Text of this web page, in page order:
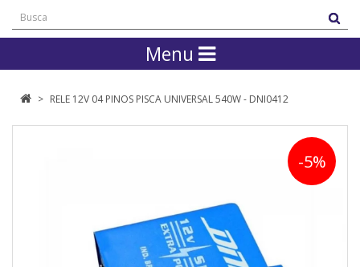
Menu
RELE 12V 04 PINOS PISCA UNIVERSAL 540W - DNI0412
-5%